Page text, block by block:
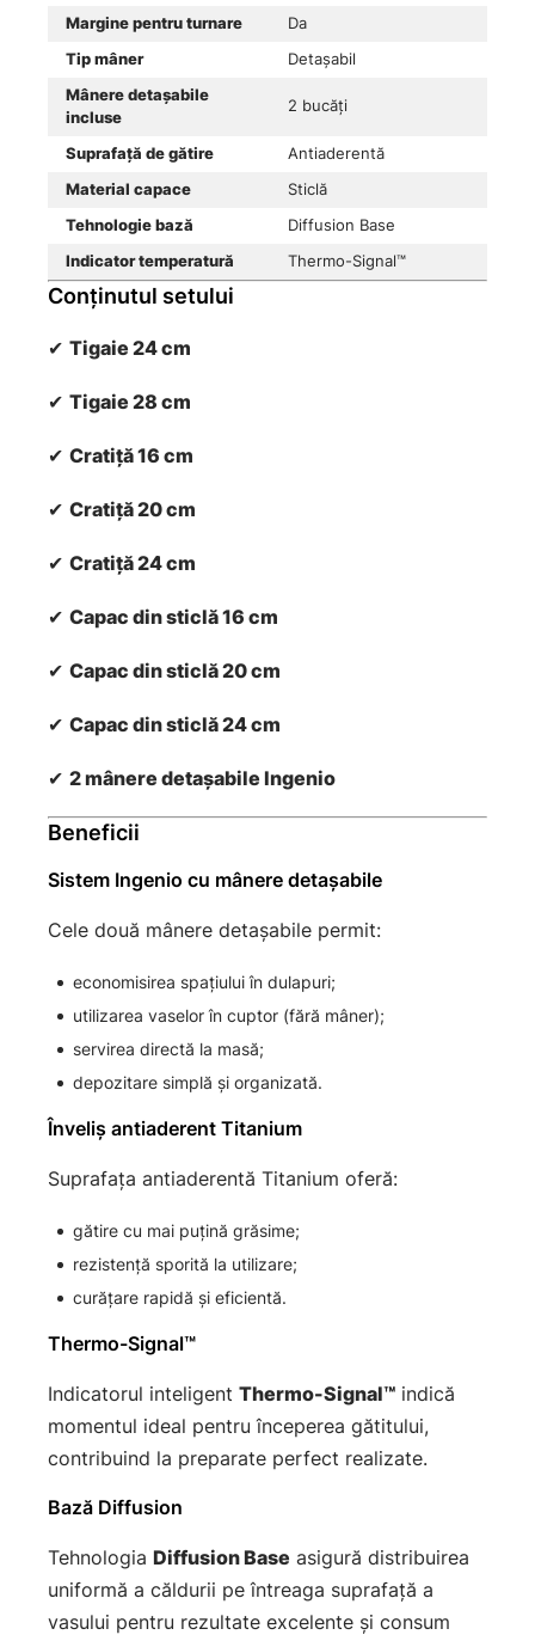
Margine pentru turnare
Da
Tip mâner
Detașabil
Mânere detașabile
incluse
2 bucăți
Suprafață de gătire
Antiaderentă
Material capace
Sticlă
Tehnologie bază
Diffusion Base
Indicator temperatură
Thermo-Signal™
Conținutul setului
✔ Tigaie 24 cm
✔ Tigaie 28 cm
✔ Cratiță 16 cm
✔ Cratiță 20 cm
✔ Cratiță 24 cm
✔ Capac din sticlă 16 cm
✔ Capac din sticlă 20 cm
✔ Capac din sticlă 24 cm
✔ 2 mânere detașabile Ingenio
Beneficii
Sistem Ingenio cu mânere detașabile
Cele două mânere detașabile permit:
economisirea spațiului în dulapuri;
utilizarea vaselor în cuptor (fără mâner);
servirea directă la masă;
depozitare simplă și organizată.
Înveliș antiaderent Titanium
Suprafața antiaderentă Titanium oferă:
gătire cu mai puțină grăsime;
rezistență sporită la utilizare;
curățare rapidă și eficientă.
Thermo-Signal™
Indicatorul inteligent Thermo-Signal™ indică
momentul ideal pentru începerea gătitului,
contribuind la preparate perfect realizate.
Bază Diffusion
Tehnologia Diffusion Base asigură distribuirea
uniformă a căldurii pe întreaga suprafață a
vasului pentru rezultate excelente și consum